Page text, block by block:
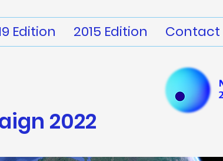
Edition 2015 Edition Contact
2022